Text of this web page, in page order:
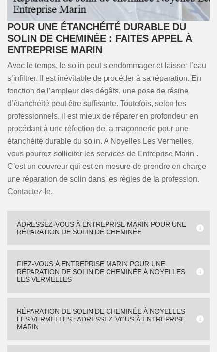
POUR UNE ÉTANCHÉITÉ DURABLE DU
SOLIN DE CHEMINÉE : FAITES APPEL À
ENTREPRISE MARIN
Avec le temps, le solin peut s’endommager et laisser l’eau
s’infiltrer. Il est inévitable de procéder à sa réparation. En
fonction de l’ampleur des dégâts, une pose de résine
d’étanchéité peut être suffisante. Toutefois, selon les
professionnels, il est mieux de réparer en profondeur en
procédant à une réfection de la maçonnerie pour une
étanchéité durable du solin. A Noyelles Les Vermelles,
vous pourrez solliciter les services de Entreprise Marin .
C’est un couvreur qui est en mesure de prendre en charge
une réparation de solin dans les règles de la profession.
Contactez-le.
ADRESSEZ-VOUS À ENTREPRISE MARIN POUR UNE
RÉPARATION DE SOLIN DE CHEMINÉE
FIEZ-VOUS À ENTREPRISE MARIN POUR UNE
RÉPARATION DE SOLIN DE CHEMINÉE À NOYELLES
LES VERMELLES
RÉPARATION DE SOLIN DE CHEMINÉE À NOYELLES
LES VERMELLES : ADRESSEZ-VOUS À ENTREPRISE
MARIN